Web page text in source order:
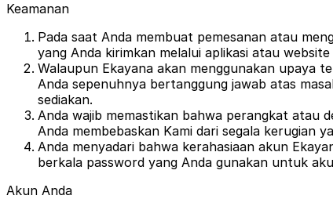
Keamanan
Pada saat Anda membuat pemesanan atau
yang Anda kirimkan melalui aplikasi atau website
Walaupun Ekayana akan menggunakan upaya
Anda sepenuhnya bertanggung jawab atas
sediakan.
Anda wajib memastikan bahwa perangkat atau
Anda membebaskan Kami dari segala kerugian
Anda menyadari bahwa kerahasiaan akun
berkala password yang Anda gunakan untuk
Akun Anda